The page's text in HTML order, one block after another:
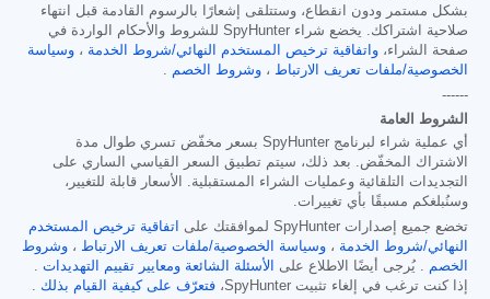
بشكل مستمر ودون انقطاع، وستتلقى إشعارًا بالرسوم القادمة قبل انتهاء
صلاحية اشتراكك. يخضع شراء SpyHunter للشروط والأحكام الواردة في
صفحة الشراء، واتفاقية ترخيص المستخدم النهائي/شروط الخدمة ، وسياسة
الخصوصية/ملفات تعريف الارتباط ، وشروط الخصم .
------
الشروط العامة
أي عملية شراء لبرنامج SpyHunter بسعر مخفّض تسري طوال مدة
الاشتراك المخفّض. بعد ذلك، سيتم تطبيق السعر القياسي الساري على
التجديدات التلقائية وعمليات الشراء المستقبلية. الأسعار قابلة للتغيير،
وسنُبلغكم مسبقًا بأي تغييرات.
تخضع جميع إصدارات SpyHunter لموافقتك على
اتفاقية ترخيص المستخدم
النهائي/شروط الخدمة ، وسياسة الخصوصية/ملفات تعريف الارتباط ، وشروط
الخصم . يُرجى أيضًا الاطلاع على الأسئلة الشائعة ومعايير تقييم التهديدات .
إذا كنت ترغب في إلغاء تثبيت SpyHunter،
فتعرّف على كيفية القيام بذلك .